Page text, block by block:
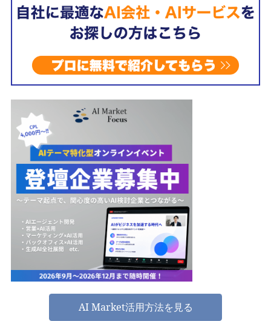
AI Market活用方法を見る